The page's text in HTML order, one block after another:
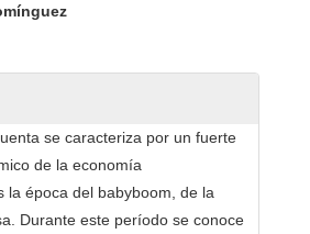
se caracteriza por un fuerte
de la economía
la época del babyboom, de la
Durante este período se conoce